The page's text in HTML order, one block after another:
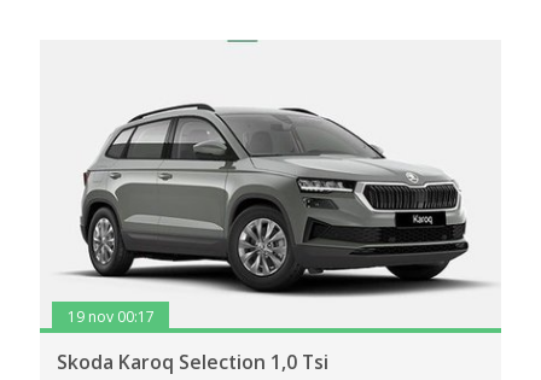
19 nov 00:17
Skoda Karoq Selection 1,0 Tsi